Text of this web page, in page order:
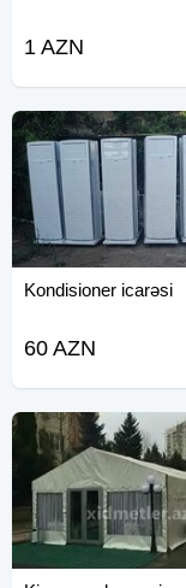
1 AZN
Kondisioner icarəsi
60 AZN